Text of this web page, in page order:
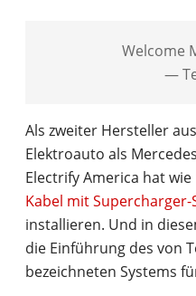
Welcome
—
Als zweiter Hersteller
Elektroauto als
Electrify America hat
Kabel mit Supercharger-
installieren. Und in
die Einführung des von
bezeichneten Systems